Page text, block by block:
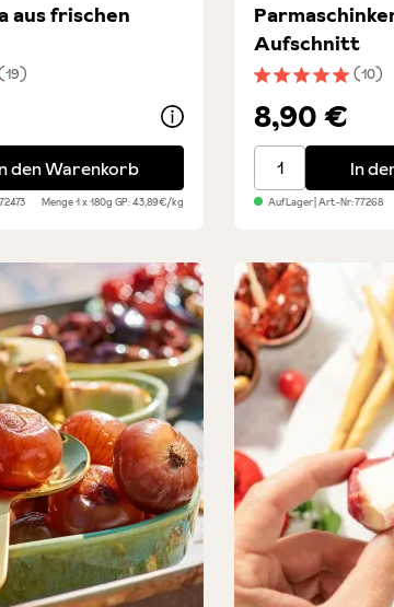
Bewertung von 3.8 von 5 Sternen
aus frischen
frischen Tomaten
den Warenkorb
72473 Menge1 x 180g GP: 43,89€/kg
(10)
Aufschnitt
8,90 €
Parmaschinken
In
Auf Lager| Art.-Nr:77268